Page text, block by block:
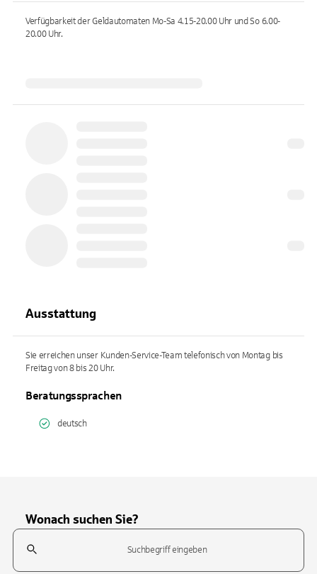
Verfügbarkeit der Geldautomaten Mo-Sa 4.15-20.00 Uhr und So 6.00-
20.00Uhr.
Ausstattung
Sie erreichen unser Kunden-Service-Team telefonisch von Montag bis
Freitag von 8 bis 20 Uhr.
Beratungssprachen
deutsch
Wonach suchen Sie?
Suchfeld